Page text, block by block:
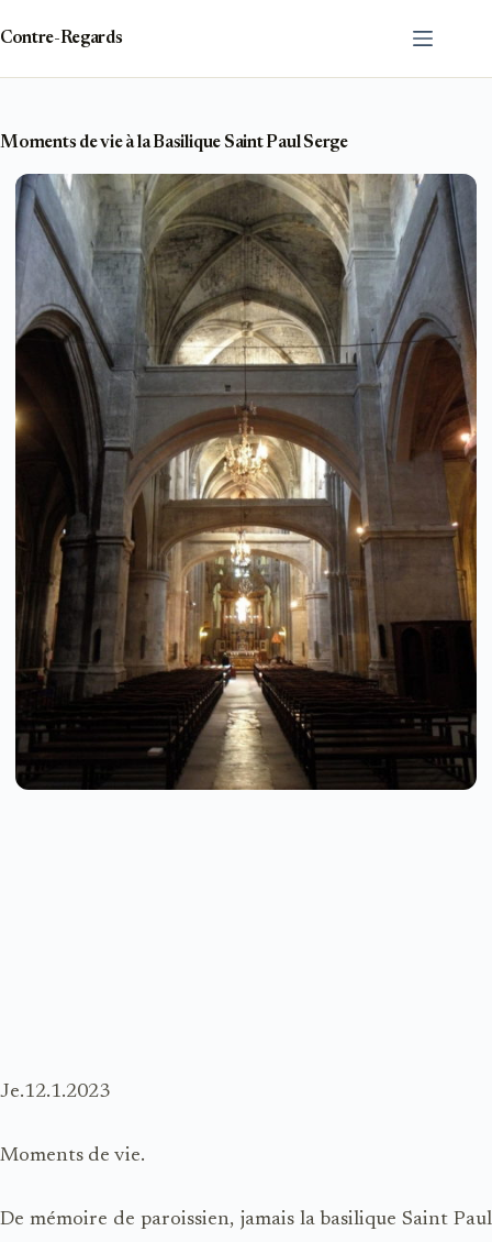
contenu
Contre-Regards
Moments de vie à la Basilique Saint Paul Serge
Je.12.1.2023
Moments de vie.
De mémoire de paroissien, jamais la basilique Saint Paul